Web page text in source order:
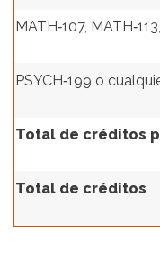
MATH‑107,
PSYCH‑199 o
Total de créditos
Total de créditos